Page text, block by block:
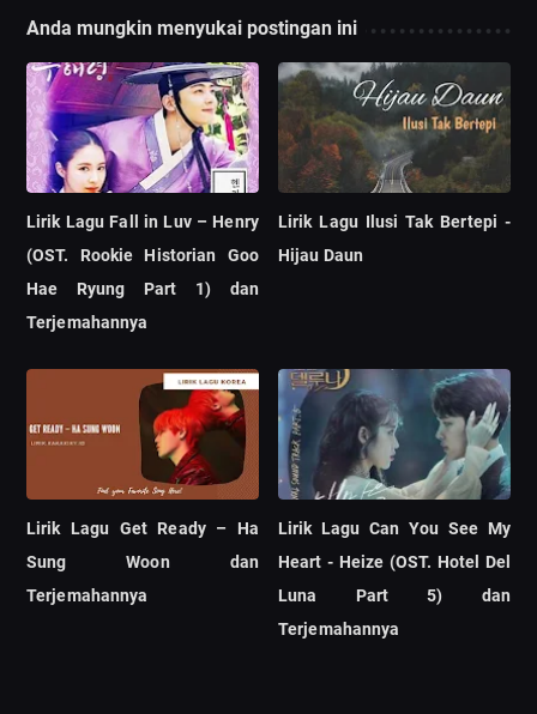
Anda mungkin menyukai postingan ini
Lirik Lagu Fall in Luv – Henry
(OST. Rookie Historian Goo
Hae Ryung Part 1) dan
Terjemahannya
Lirik Lagu Ilusi Tak Bertepi -
Hijau Daun
Lirik Lagu Get Ready – Ha
Sung Woon dan
Terjemahannya
Lirik Lagu Can You See My
Heart - Heize (OST. Hotel Del
Luna Part 5) dan
Terjemahannya